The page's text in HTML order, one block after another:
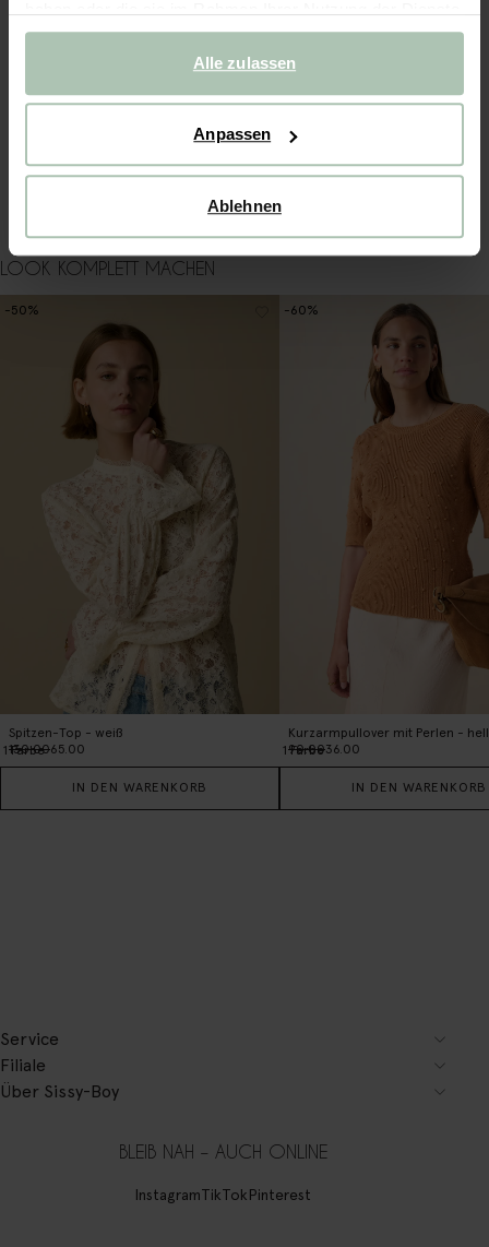
gesammelt haben.
Alle zulassen
Anpassen
Ablehnen
eine hohe Taille und einen elastischen Bund. Material: 100%
Azetat.
PRODUKTDETAILS
VERSAND & RÜCKGABE
WASCHANLEITUNG
LOOK KOMPLETT MACHEN
Spitzen-Top - weiß
130.0065.00
-50%
1Farbe
IN DEN WARENKORB
Kurzarmpullover mit Perlen -
90.0036.00
-60%
1Farbe
IN DEN WARENKORB
Service
Filiale
Über Sissy-Boy
BLEIB NAH – AUCH ONLINE
InstagramTikTokPinterest